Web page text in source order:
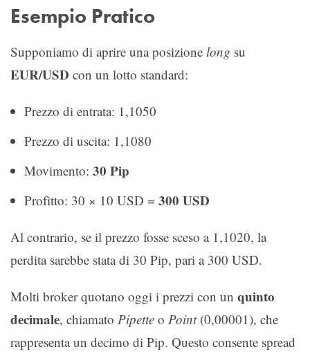
Esempio Pratico
Supponiamo di aprire una posizione long su
EUR/USD con un lotto standard:
Prezzo di entrata: 1,1050
Prezzo di uscita: 1,1080
Movimento: 30 Pip
Profitto: 30 × 10 USD = 300 USD
Al contrario, se il prezzo fosse sceso a 1,1020, la
perdita sarebbe stata di 30 Pip, pari a 300 USD.
Molti broker quotano oggi i prezzi con un quinto
decimale, chiamato Pipette o Point(0,00001), che
rappresenta un decimo di Pip. Questo consente spread